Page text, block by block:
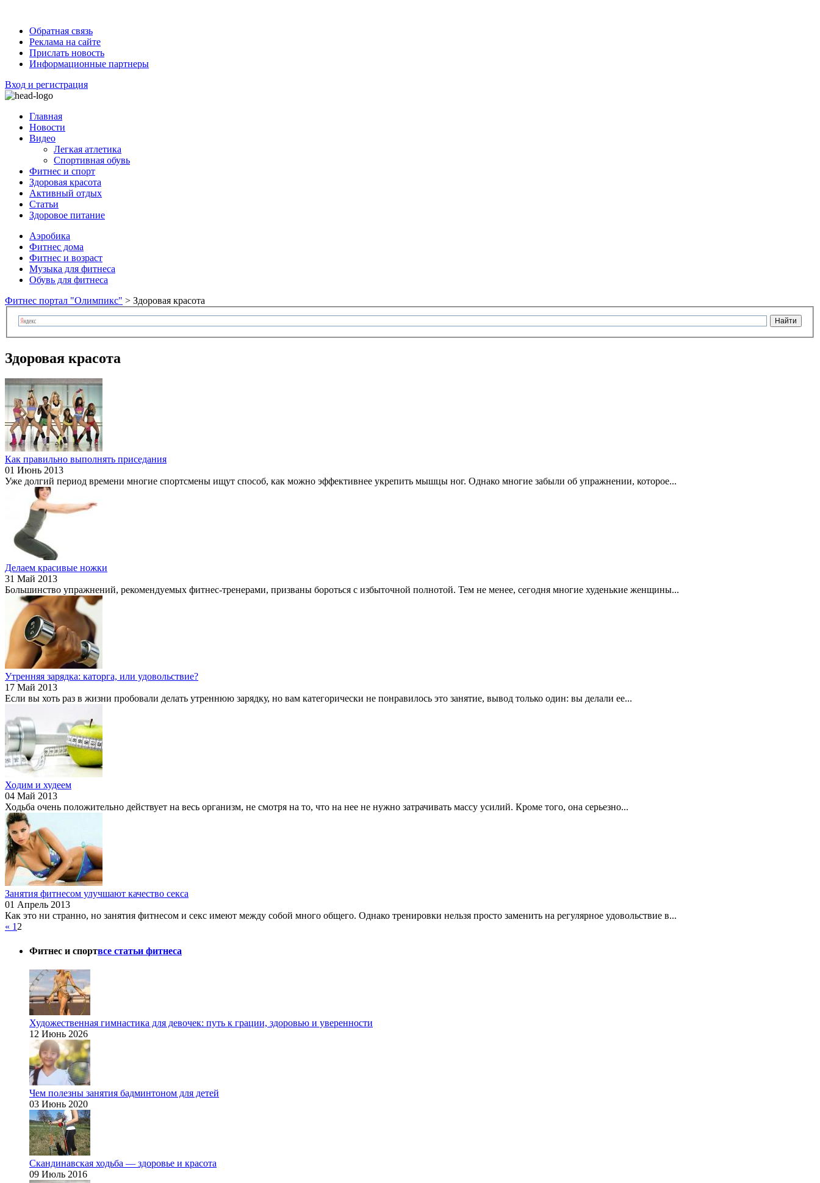
Обратная связь
Реклама на сайте
Прислать новость
Информационные партнеры
Вход и регистрация
Главная
Новости
Видео
Легкая атлетика
Спортивная обувь
Фитнес и спорт
Здоровая красота
Активный отдых
Статьи
Здоровое питание
Аэробика
Фитнес дома
Фитнес и возраст
Музыка для фитнеса
Обувь для фитнеса
Фитнес портал "Олимпикс" > Здоровая красота
Здоровая красота
Как правильно выполнять приседания
01 Июнь 2013
Уже долгий период времени многие спортсмены ищут способ, как можно эффективнее укрепить мышцы ног. Однако многие забыли об упражнении, которое...
Делаем красивые ножки
31 Май 2013
Большинство упражнений, рекомендуемых фитнес-тренерами, призваны бороться с избыточной полнотой. Тем не менее, сегодня многие худенькие женщины...
Утренняя зарядка: каторга, или удовольствие?
17 Май 2013
Если вы хоть раз в жизни пробовали делать утреннюю зарядку, но вам категорически не понравилось это занятие, вывод только один: вы делали ее...
Ходим и худеем
04 Май 2013
Ходьба очень положительно действует на весь организм, не смотря на то, что на нее не нужно затрачивать массу усилий. Кроме того, она серьезно...
Занятия фитнесом улучшают качество секса
01 Апрель 2013
Как это ни странно, но занятия фитнесом и секс имеют между собой много общего. Однако тренировки нельзя просто заменить на регулярное удовольствие в...
« 12
Фитнес и спортвсе статьи фитнеса
Художественная гимнастика для девочек: путь к грации, здоровью и уверенности
12 Июнь 2026
Чем полезны занятия бадминтоном для детей
03 Июнь 2020
Скандинавская ходьба — здоровье и красота
09 Июль 2016